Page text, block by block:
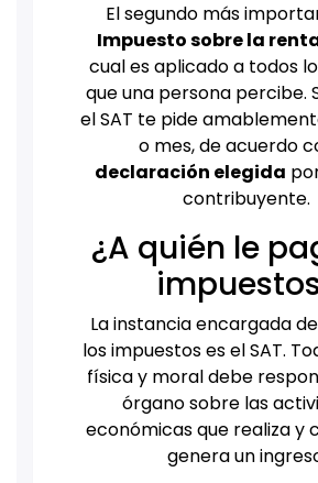
El segundo más
Impuesto sobre la
cual es aplicado a todos
que una persona percibe.
el SAT te pide
o mes, de acuerdo
declaración elegida
contribuyente.
¿A quién le
La instancia encargada
los impuestos es el SAT.
física y moral debe
órgano sobre las
económicas que realiza y
genera un